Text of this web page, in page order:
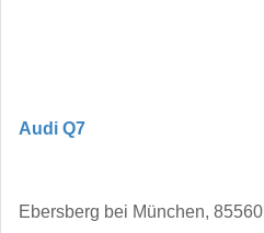
Audi Q7
Ebersberg bei München, 85560